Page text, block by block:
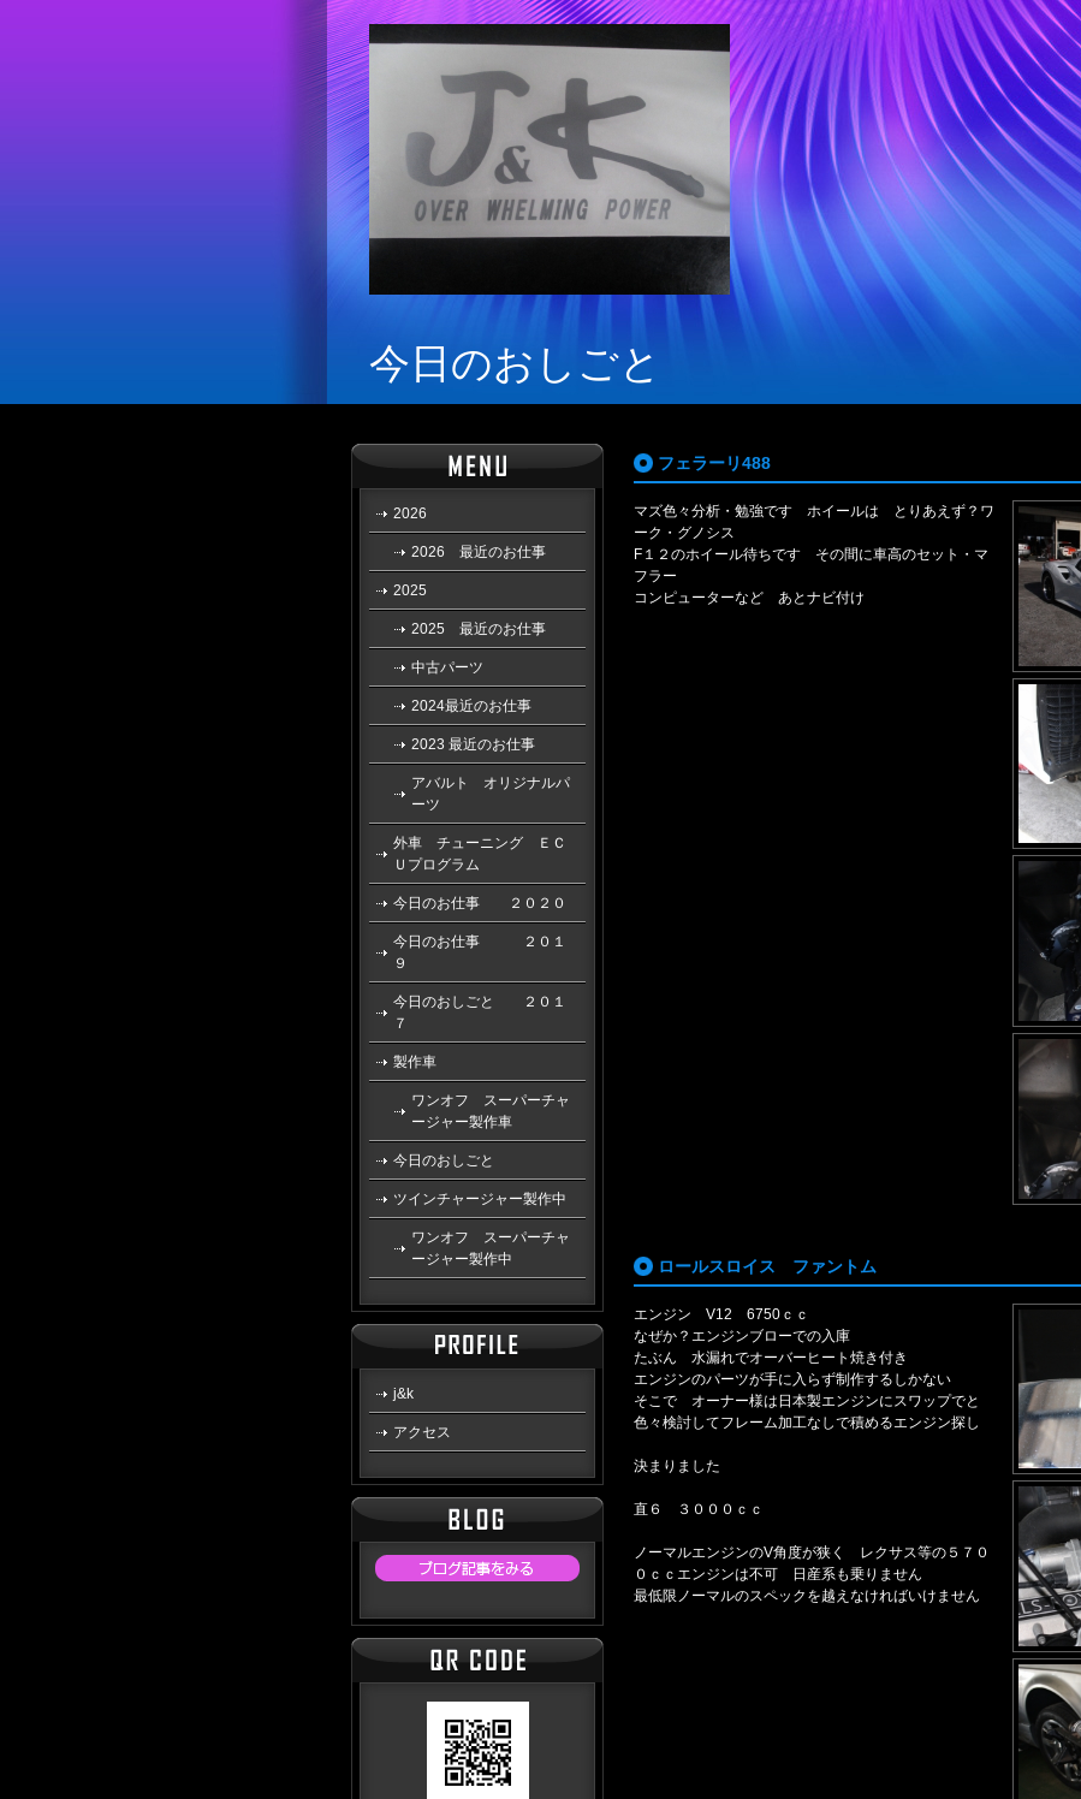
今日のおしごと
2026
2026 最近のお仕事
2025
2025 最近のお仕事
中古パーツ
2024最近のお仕事
2023 最近のお仕事
アバルト オリジナルパ
ーツ
外車 チューニング ＥＣ
Ｕプログラム
今日のお仕事 ２０２０
今日のお仕事 ２０１
９
今日のおしごと ２０１
７
製作車
ワンオフ スーパーチャ
ージャー製作車
今日のおしごと
ツインチャージャー製作中
ワンオフ スーパーチャ
ージャー製作中
j&k
アクセス
フェラーリ488
マズ色々分析・勉強です ホイールは とりあえず？ワ
ーク・グノシス
F１２のホイール待ちです その間に車高のセット・マ
フラー
コンピューターなど あとナビ付け
ロールスロイス ファントム
エンジン V12 6750ｃｃ
なぜか？エンジンブローでの入庫
たぶん 水漏れでオーバーヒート焼き付き
エンジンのパーツが手に入らず制作するしかない
そこで オーナー様は日本製エンジンにスワップでと
色々検討してフレーム加工なしで積めるエンジン探し
決まりました
直６ ３０００ｃｃ
ノーマルエンジンのV角度が狭く レクサス等の５７０
０ｃｃエンジンは不可 日産系も乗りません
最低限ノーマルのスペックを越えなければいけません